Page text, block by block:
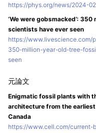
https://phys.org/news/2024-
‘We were gobsmacked’:
scientists have ever seen
https://www.livescience.com/
350-million-year-old-tree-
seen
Enigmatic fossil plants with
architecture from the
Canada
https://www.cell.com/current-